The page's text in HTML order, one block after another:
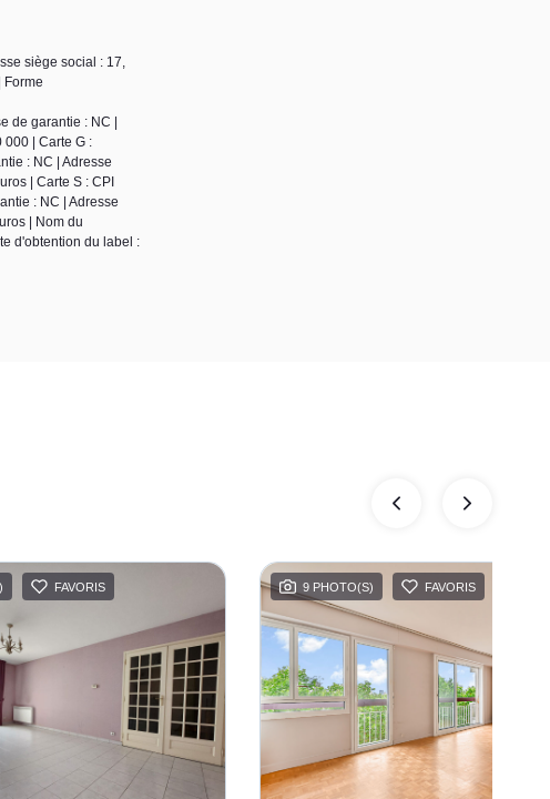
siège social : 17,
Forme
de garantie : NC |
000 | Carte G :
: NC | Adresse
| Carte S : CPI
: NC | Adresse
| Nom du
d'obtention du label :
FAVORIS 9 PHOTO(S) FAVORIS